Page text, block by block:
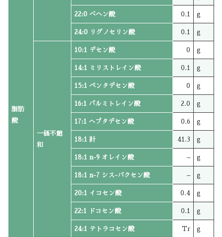
脂肪
酸
22:0 ベヘン酸 0.1 g
24:0 リグノセリン酸 0.1 g
一価不飽
和
10:1 デセン酸 0 g
14:1 ミリストレイン酸 0.1 g
15:1 ペンタデセン酸 0 g
16:1 パルミトレイン酸 2.0 g
17:1 ヘプタデセン酸 0.6 g
18:1 計 41.3 g
18:1 n-9 オレイン酸 – g
18:1 n-7 シス-バクセン酸 – g
20:1 イコセン酸 0.4 g
22:1 ドコセン酸 0.1 g
24:1 テトラコセン酸 Tr g